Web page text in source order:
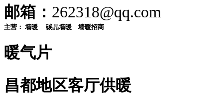
邮箱： 262318@qq.com
主营： 墙暖 碳晶墙暖 墙暖招商
暖气片
昌都地区客厅供暖